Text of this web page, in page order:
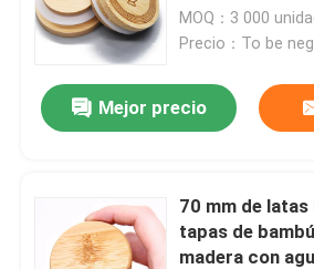
MOQ：3 000
Precio：To be
Mejor precio
70 mm de
tapas de
madera con